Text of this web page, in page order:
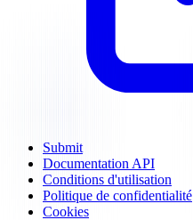
Submit
Documentation API
Conditions d'utilisation
Politique de confidentialité
Cookies